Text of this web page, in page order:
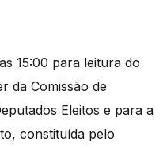
15:00 para leitura do
da Comissão de
Eleitos e para a
constituída pelo